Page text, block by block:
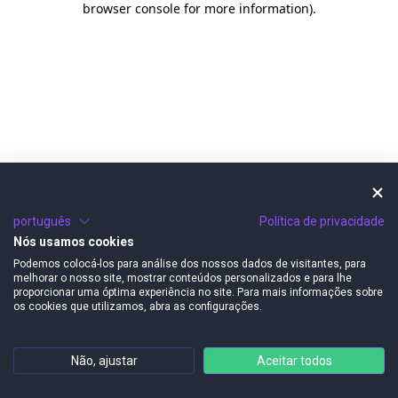
browser console for more information).
português
Política de privacidade
Nós usamos cookies
Podemos colocá-los para análise dos nossos dados de visitantes, para
melhorar o nosso site, mostrar conteúdos personalizados e para lhe
proporcionar uma óptima experiência no site. Para mais informações sobre
os cookies que utilizamos, abra as configurações.
Não, ajustar Aceitar todos